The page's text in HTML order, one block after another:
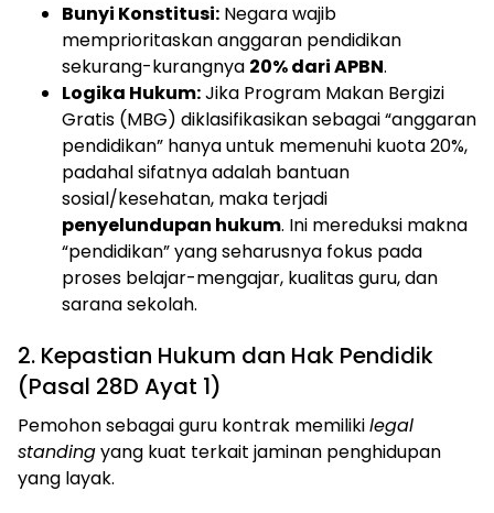
Bunyi Konstitusi: Negara wajib
memprioritaskan anggaran pendidikan
sekurang-kurangnya 20% dari APBN.
Logika Hukum:Jika Program Makan Bergizi
Gratis (MBG) diklasifikasikan sebagai “anggaran
pendidikan” hanya untuk memenuhi kuota 20%,
padahal sifatnya adalah bantuan
sosial/kesehatan, maka terjadi
penyelundupan hukum. Ini mereduksi makna
“pendidikan” yang seharusnya fokus pada
proses belajar-mengajar, kualitas guru, dan
sarana sekolah.
​2. Kepastian Hukum dan Hak Pendidik
(Pasal 28D Ayat 1)
​Pemohon sebagai guru kontrak memilikilegal
standingyang kuat terkait jaminan penghidupan
yang layak.